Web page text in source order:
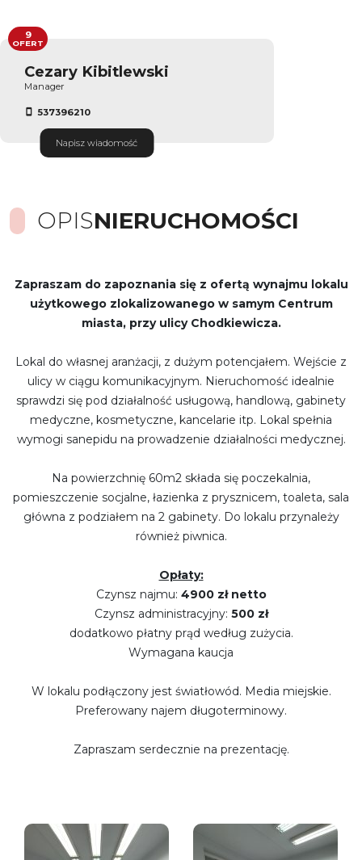
Cezary Kibitlewski
Manager
537396210
Napisz wiadomość
9
OFERT
OPISNIERUCHOMOŚCI
Zapraszam do zapoznania się z ofertą wynajmu lokalu
użytkowego zlokalizowanego w samym Centrum
miasta, przy ulicy Chodkiewicza.
Lokal do własnej aranżacji, z dużym potencjałem. Wejście z
ulicy w ciągu komunikacyjnym. Nieruchomość idealnie
sprawdzi się pod działalność usługową, handlową, gabinety
medyczne, kosmetyczne, kancelarie itp. Lokal spełnia
wymogi sanepidu na prowadzenie działalności medycznej.
Na powierzchnię 60m2 składa się poczekalnia,
pomieszczenie socjalne, łazienka z prysznicem, toaleta, sala
główna z podziałem na 2 gabinety. Do lokalu przynależy
również piwnica.
Opłaty:
Czynsz najmu: 4900 zł netto
Czynsz administracyjny: 500 zł
dodatkowo płatny prąd według zużycia.
Wymagana kaucja
W lokalu podłączony jest światłowód. Media miejskie.
Preferowany najem długoterminowy.
Zapraszam serdecznie na prezentację.